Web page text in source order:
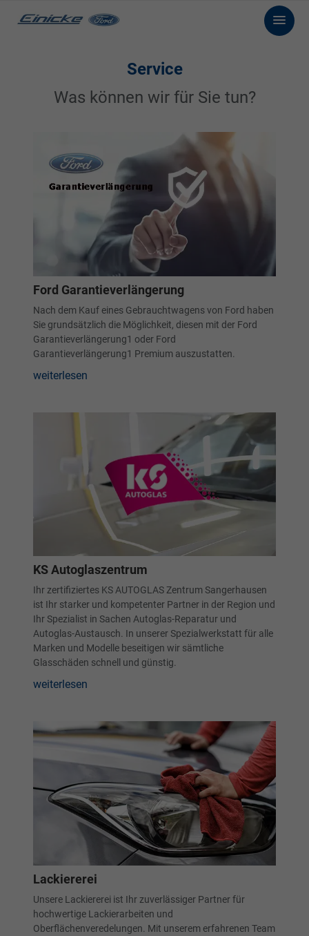
Service
Was können wir für Sie tun?
Ford Garantieverlängerung
Nach dem Kauf eines Gebrauchtwagens von Ford haben
Sie grundsätzlich die Möglichkeit, diesen mit der Ford
Garantieverlängerung1 oder Ford
Garantieverlängerung1 Premium auszustatten.
weiterlesen
KS Autoglaszentrum
Ihr zertifiziertes KS AUTOGLAS Zentrum Sangerhausen
ist Ihr starker und kompetenter Partner in der Region und
Ihr Spezialist in Sachen Autoglas-Reparatur und
Autoglas-Austausch. In unserer Spezialwerkstatt für alle
Marken und Modelle beseitigen wir sämtliche
Glasschäden schnell und günstig.
weiterlesen
Lackiererei
Unsere Lackiererei ist Ihr zuverlässiger Partner für
hochwertige Lackierarbeiten und
Oberflächenveredelungen. Mit unserem erfahrenen Team